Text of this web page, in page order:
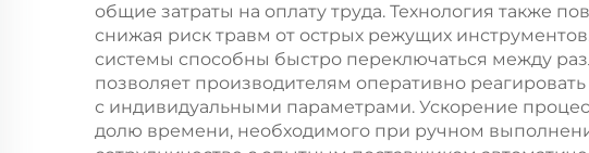
общие затраты на оплату труда. Технология также
снижая риск травм от острых режущих
системы способны быстро переключаться между
позволяет производителям оперативно
с индивидуальными параметрами. Ускорение
долю времени, необходимого при ручном